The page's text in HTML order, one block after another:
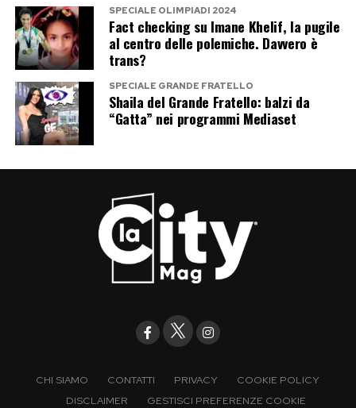
SPECIALE OLIMPIADI 2024
Fact checking su Imane Khelif, la pugile
al centro delle polemiche. Davvero è
trans?
SPECIALE GRANDE FRATELLO
Shaila del Grande Fratello: balzi da
“Gatta” nei programmi Mediaset
CHI SIAMO CONTATTI PRIVACY
COOKIE POLICY
DISCLAIMER
GESTISCI PREFERENZE COOKIE